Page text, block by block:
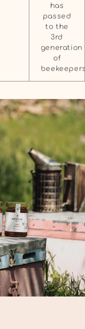
has
passed
to the
3rd
generation
of